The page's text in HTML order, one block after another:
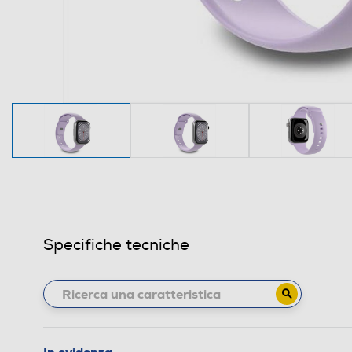
Specifiche tecniche